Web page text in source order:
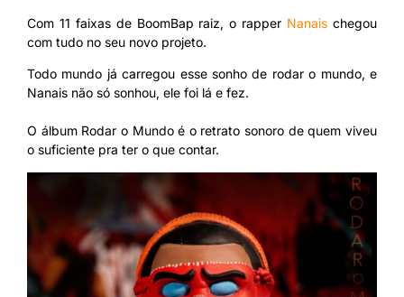
Com 11 faixas de BoomBap raiz, o rapper Nanaischegou
com tudo no seu novo projeto.
Todo mundo já carregou esse sonho de rodar o mundo, e
Nanais não só sonhou, ele foi lá e fez.
O álbum Rodar o Mundo é o retrato sonoro de quem viveu
o suficiente pra ter o que contar.